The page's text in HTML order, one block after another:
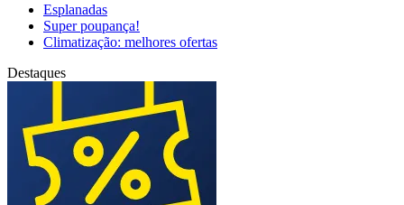
Esplanadas
Super poupança!
Climatização: melhores ofertas
Destaques